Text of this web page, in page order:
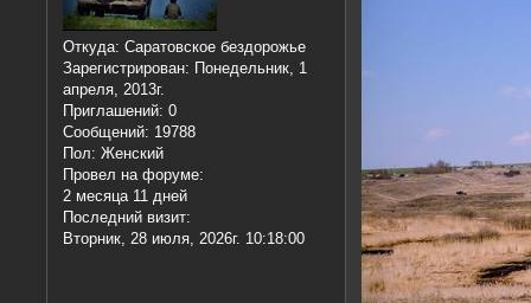
Откуда: Саратовское бездорожье
Зарегистрирован: Понедельник, 1
апреля, 2013г.
Приглашений: 0
Сообщений: 19788
Пол: Женский
Провел на форуме:
2 месяца 11 дней
Последний визит:
Вторник, 28 июля, 2026г. 10:18:00